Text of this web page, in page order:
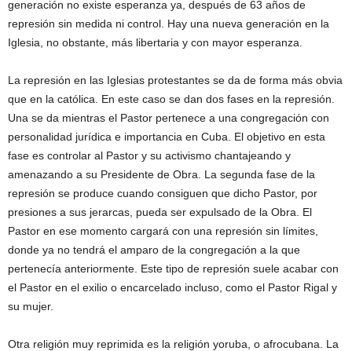
generación no existe esperanza ya, después de 63 años de
represión sin medida ni control. Hay una nueva generación en la
Iglesia, no obstante, más libertaria y con mayor esperanza.
La represión en las Iglesias protestantes se da de forma más obvia
que en la católica. En este caso se dan dos fases en la represión.
Una se da mientras el Pastor pertenece a una congregación con
personalidad jurídica e importancia en Cuba. El objetivo en esta
fase es controlar al Pastor y su activismo chantajeando y
amenazando a su Presidente de Obra. La segunda fase de la
represión se produce cuando consiguen que dicho Pastor, por
presiones a sus jerarcas, pueda ser expulsado de la Obra. El
Pastor en ese momento cargará con una represión sin límites,
donde ya no tendrá el amparo de la congregación a la que
pertenecía anteriormente. Este tipo de represión suele acabar con
el Pastor en el exilio o encarcelado incluso, como el Pastor Rigal y
su mujer.
Otra religión muy reprimida es la religión yoruba, o afrocubana. La